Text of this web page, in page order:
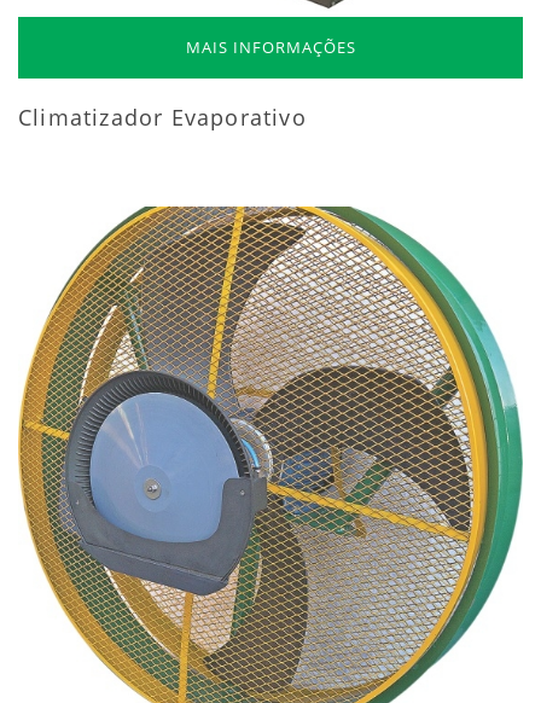
MAIS INFORMAÇÕES
Climatizador Evaporativo